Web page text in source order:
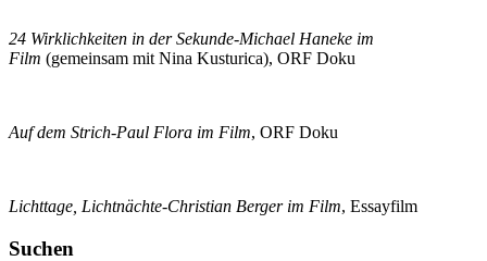
24 Wirklichkeiten in der Sekunde-Michael Haneke im
Film (gemeinsam mit Nina Kusturica), ORF Doku
Auf dem Strich-Paul Flora im Film, ORF Doku
Lichttage, Lichtnächte-Christian Berger im Film, Essayfilm
Suchen